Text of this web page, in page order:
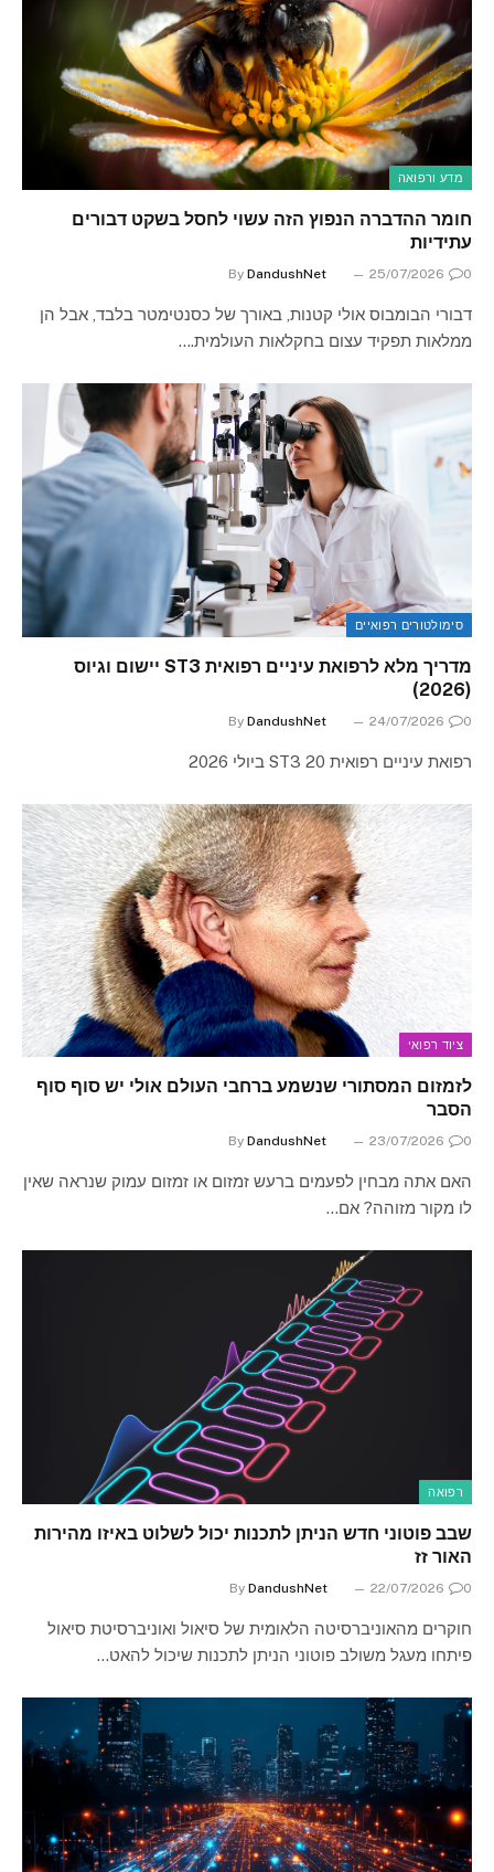
מדע ורפואה
חומר ההדברה הנפוץ הזה עשוי לחסל בשקט דבורים
עתידיות
By DandushNet 25/07/2026 0
דבורי הבומבוס אולי קטנות, באורך של כסנטימטר בלבד, אבל הן
ממלאות תפקיד עצום בחקלאות העולמית.…
סימולטורים רפואיים
מדריך מלא לרפואת עיניים רפואית ST3 יישום וגיוס
(2026)
By DandushNet 24/07/2026 0
רפואת עיניים רפואית ST3 20 ביולי 2026
ציוד רפואי
לזמזום המסתורי שנשמע ברחבי העולם אולי יש סוף סוף
הסבר
By DandushNet 23/07/2026 0
האם אתה מבחין לפעמים ברעש זמזום או זמזום עמוק שנראה שאין
לו מקור מזוהה? אם…
רפואה
שבב פוטוני חדש הניתן לתכנות יכול לשלוט באיזו מהירות
האור זז
By DandushNet 22/07/2026 0
חוקרים מהאוניברסיטה הלאומית של סיאול ואוניברסיטת סיאול
פיתחו מעגל משולב פוטוני הניתן לתכנות שיכול להאט…